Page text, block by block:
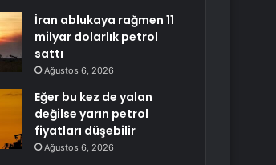
İran ablukaya rağmen 11
milyar dolarlık petrol
sattı
Ağustos 6, 2026
Eğer bu kez de yalan
değilse yarın petrol
fiyatları düşebilir
Ağustos 6, 2026